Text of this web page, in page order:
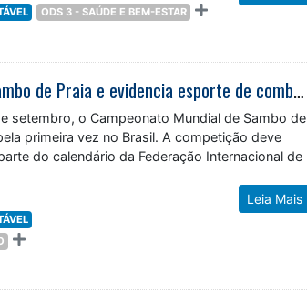
ODS 3 - SAÚDE E BEM-ESTAR
Caraguatatuba recebe Mundial de Sambo de Praia e evidencia esporte de combate inédito no país
setembro, o Campeonato Mundial de Sambo de
primeira vez no Brasil. A competição deve
do calendário da Federação Internacional de
Leia Mais